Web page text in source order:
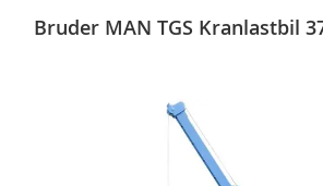
Bruder MAN TGS Kranlastbil